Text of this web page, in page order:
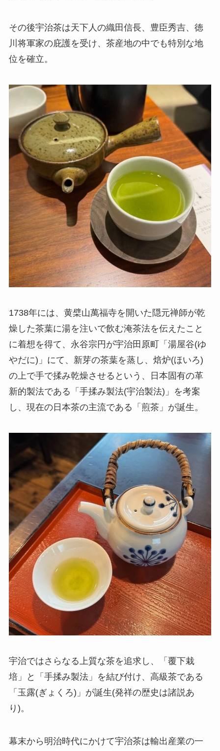
その後宇治茶は天下人の織田信長、豊臣秀吉、徳
川将軍家の庇護を受け、茶産地の中でも特別な地
位を確立。
1738年には、黄檗山萬福寺を開いた隠元禅師が乾
燥した茶葉に湯を注いで飲む淹茶法を伝えたこと
に着想を得て、永谷宗円が宇治田原町「湯屋谷(ゆ
やだに)」にて、新芽の茶葉を蒸し、焙炉(ほいろ)
の上で手で揉み乾燥させるという、日本固有の革
新的製法である「手揉み製法(宇治製法)」を考案
し、現在の日本茶の主流である「煎茶」が誕生。
宇治ではさらなる上質な茶を追求し、「覆下栽
培」と「手揉み製法」を結び付け、高級茶である
「玉露(ぎょくろ)」が誕生(発祥の歴史は諸説あ
り)。
幕末から明治時代にかけて宇治茶は輸出産業の一